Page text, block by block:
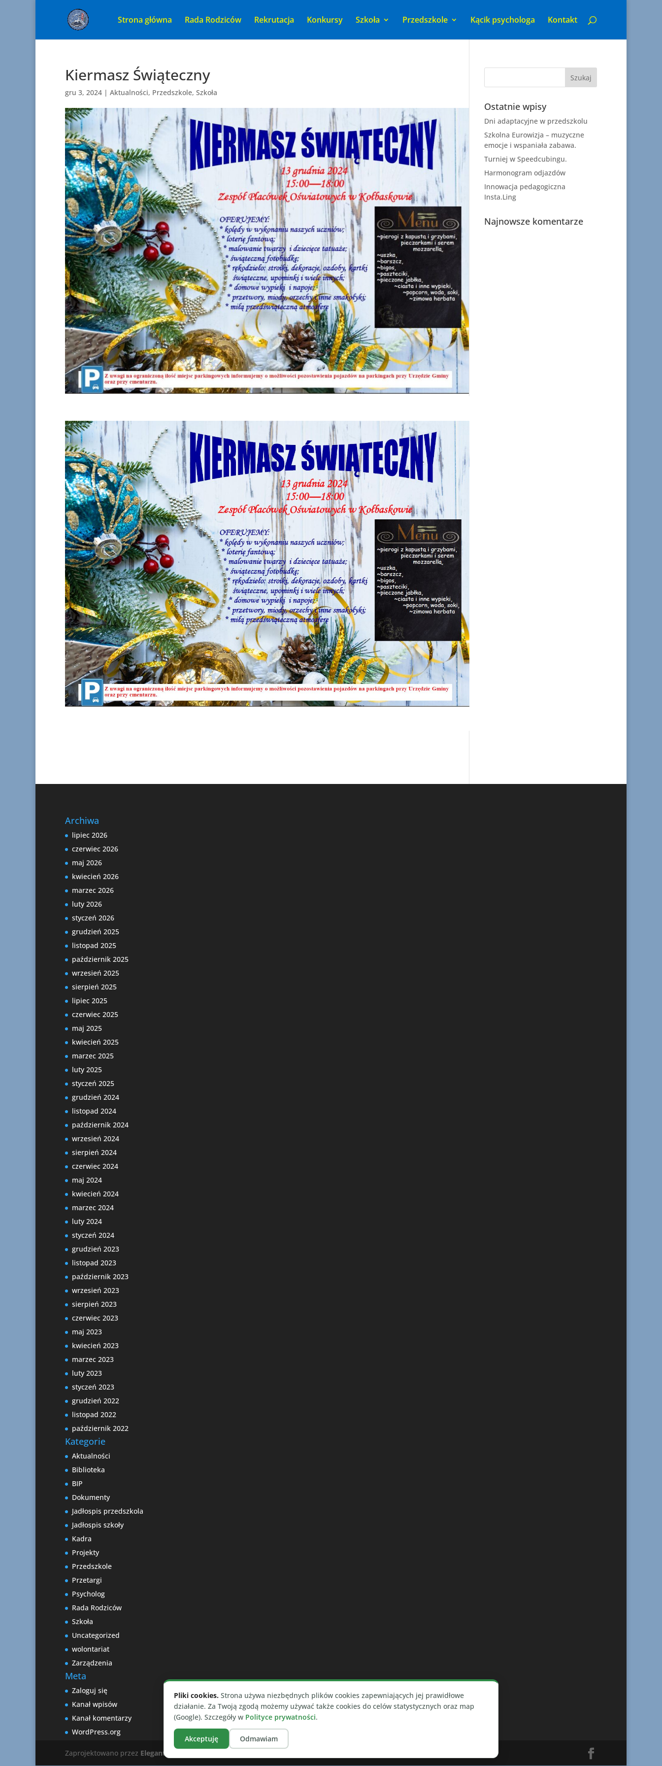
Strona główna Rada Rodziców Rekrutacja Konkursy Szkoła Przedszkole Kącik psychologa Kontakt
Kiermasz Świąteczny
gru 3, 2024 | Aktualności, Przedszkole, Szkoła
Ostatnie wpisy
Dni adaptacyjne w przedszkolu
Szkolna Eurowizja – muzyczne
emocje i wspaniała zabawa.
Turniej w Speedcubingu.
Harmonogram odjazdów
Innowacja pedagogiczna
Insta.Ling
Najnowsze komentarze
Archiwa
lipiec 2026
czerwiec 2026
maj 2026
kwiecień 2026
marzec 2026
luty 2026
styczeń 2026
grudzień 2025
listopad 2025
październik 2025
wrzesień 2025
sierpień 2025
lipiec 2025
czerwiec 2025
maj 2025
kwiecień 2025
marzec 2025
luty 2025
styczeń 2025
grudzień 2024
listopad 2024
październik 2024
wrzesień 2024
sierpień 2024
czerwiec 2024
maj 2024
kwiecień 2024
marzec 2024
luty 2024
styczeń 2024
grudzień 2023
listopad 2023
październik 2023
wrzesień 2023
sierpień 2023
czerwiec 2023
maj 2023
kwiecień 2023
marzec 2023
luty 2023
styczeń 2023
grudzień 2022
listopad 2022
październik 2022
Kategorie
Aktualności
Biblioteka
BIP
Dokumenty
Jadłospis przedszkola
Jadłospis szkoły
Kadra
Projekty
Przedszkole
Przetargi
Psycholog
Rada Rodziców
Szkoła
Uncategorized
wolontariat
Zarządzenia
Meta
Zaloguj się
Kanał wpisów
Kanał komentarzy
WordPress.org
Zaprojektowano przez Elegant Themes
Pliki cookies. Strona używa niezbędnych plików cookies zapewniających jej prawidłowe
działanie. Za Twoją zgodą możemy używać także cookies do celów statystycznych oraz map
(Google). Szczegóły w Polityce prywatności.
Akceptuję Odmawiam